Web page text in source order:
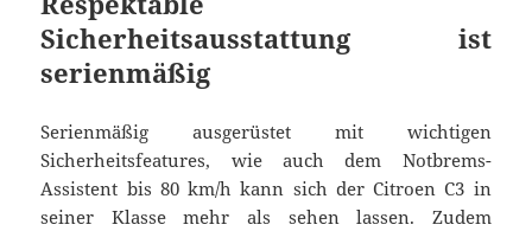
Sicherheitsausstattung ist
serienmäßig
Serienmäßig ausgerüstet mit wichtigen
Sicherheitsfeatures, wie auch dem Notbrems-
Assistent bis 80 km/h kann sich der Citroen C3 in
seiner Klasse mehr als sehen lassen. Zudem